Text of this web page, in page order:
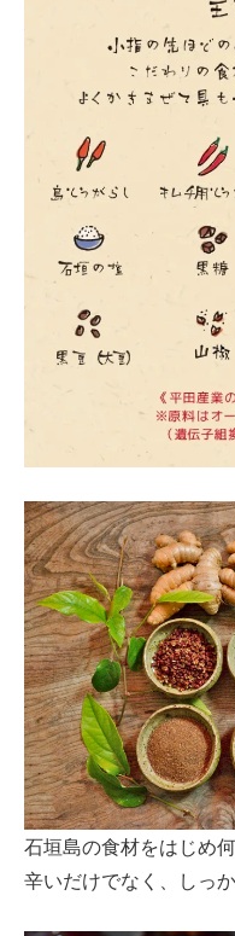
石垣島の食材をはじめ
辛いだけでなく、しっ